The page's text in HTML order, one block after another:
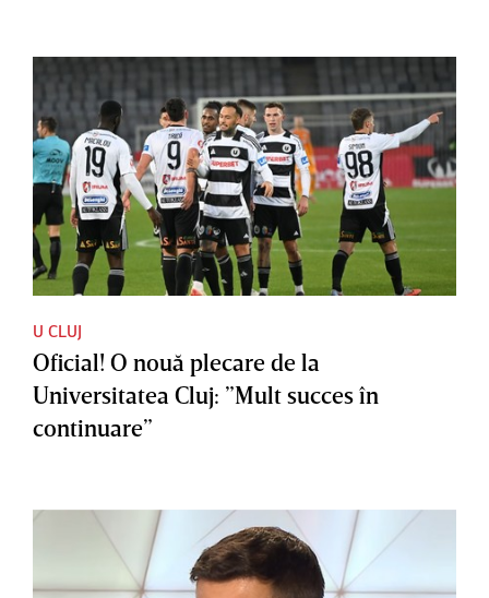
U CLUJ
Oficial! O nouă plecare de la
Universitatea Cluj: ”Mult succes în
continuare”